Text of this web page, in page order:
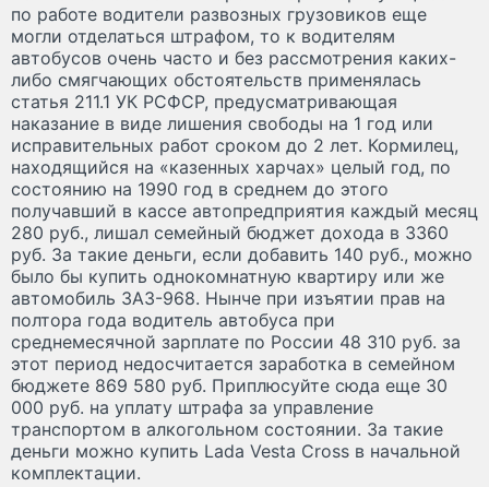
по работе водители развозных грузовиков еще
могли отделаться штрафом, то к водителям
автобусов очень часто и без рассмотрения каких-
либо смягчающих обстоятельств применялась
статья 211.1 УК РСФСР, предусматривающая
наказание в виде лишения свободы на 1 год или
исправительных работ сроком до 2 лет. Кормилец,
находящийся на «казенных харчах» целый год, по
состоянию на 1990 год в среднем до этого
получавший в кассе автопредприятия каждый месяц
280 руб., лишал семейный бюджет дохода в 3360
руб. За такие деньги, если добавить 140 руб., можно
было бы купить однокомнатную квартиру или же
автомобиль ЗАЗ-968. Нынче при изъятии прав на
полтора года водитель автобуса при
среднемесячной зарплате по России 48 310 руб. за
этот период недосчитается заработка в семейном
бюджете 869 580 руб. Приплюсуйте сюда еще 30
000 руб. на уплату штрафа за управление
транспортом в алкогольном состоянии. За такие
деньги можно купить Lada Vesta Cross в начальной
комплектации.